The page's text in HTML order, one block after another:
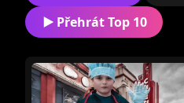
Přehrát Top 10